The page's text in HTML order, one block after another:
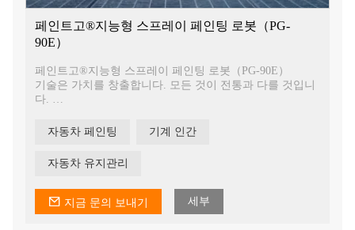
페인트고®지능형 스프레이 페인팅 로봇（PG-
90E）
페인트고®지능형 스프레이 페인팅 로봇（PG-90E）
기술은 가치를 창출합니다. 모든 것이 전통과 다를 것입니
다.
- 모든 차량 유형에 적합
- 자동화된 작업으로 조작이 간편
- 높은 도장 품질과 높은 효율성
- 시스템 운영자는 위험한 화학물질과 장기간 직접 접촉하
는 것을 피하고 직업병 위험을 없애기 위해 분무 부스 외부
자동차 페인팅 기계 인간
자동차 유지관리
지금 문의 보내기 세부